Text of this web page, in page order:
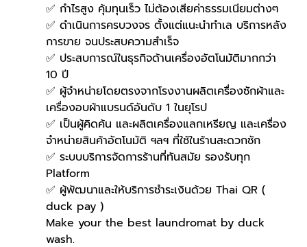
✅ กำไรสูง คุ้มทุนเร็ว ไม่ต้องเสียค่าธรรมเนียมต่างๆ
✅ ดำเนินการครบวงจร ตั้งแต่แนะนำทำเล บริการหลัง
การขาย จนประสบความสำเร็จ
✅ ประสบการณ์ในธุรกิจด้านเครื่องอัตโนมัติมากกว่า
10 ปี
✅ ผู้จำหน่ายโดยตรงจากโรงงานผลิตเครื่องซักผ้าและ
เครื่องอบผ้าแบรนด์อันดับ 1 ในยุโรป
✅ เป็นผู้คิดค้น และผลิตเครื่องแลกเหรียญ และเครื่อง
จำหน่ายสินค้าอัตโนมัติ ฯลฯ ที่ใช้ในร้านสะดวกซัก
✅ ระบบบริการจัดการร้านที่ทันสมัย รองรับทุก
Platform
✅ ผู้พัฒนาและให้บริการชำระเงินด้วย Thai QR (
duck pay )
Make your the best laundromat by duck
wash.